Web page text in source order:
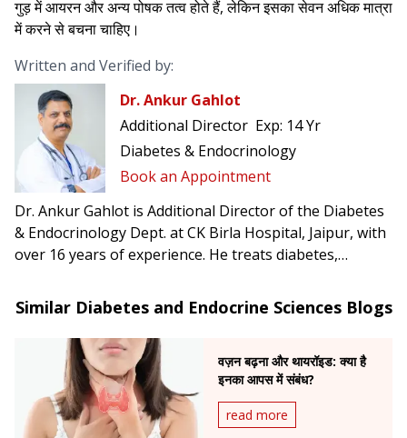
गुड़ में आयरन और अन्य पोषक तत्व होते हैं, लेकिन इसका सेवन अधिक मात्रा
में करने से बचना चाहिए।
Written and Verified by:
Dr. Ankur Gahlot
Additional Director Exp: 14 Yr
Diabetes & Endocrinology
Book an Appointment
Dr. Ankur Gahlot is Additional Director of the Diabetes
& Endocrinology Dept. at CK Birla Hospital, Jaipur, with
over 16 years of experience. He treats diabetes,
PCOS, and infertility related to hormonal issues
Similar Diabetes and Endocrine Sciences Blogs
वज़न बढ़ना और थायरॉइड: क्या है
इनका आपस में संबंध?
read more